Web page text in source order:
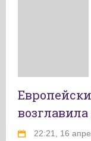
22:21, 16